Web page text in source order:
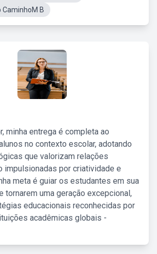
CaminhoM B
minha entrega é completa ao
no contexto escolar, adotando
que valorizam relações
impulsionadas por criatividade e
meta é guiar os estudantes em sua
tornarem uma geração excepcional,
educacionais reconhecidas por
acadêmicas globais -